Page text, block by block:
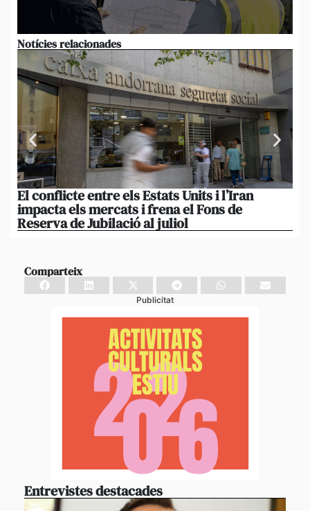
Notícies relacionades
El conflicte entre els Estats Units i l’Iran
impacta els mercats i frena el Fons de
Reserva de Jubilació al juliol
Comparteix
Publicitat
Entrevistes destacades